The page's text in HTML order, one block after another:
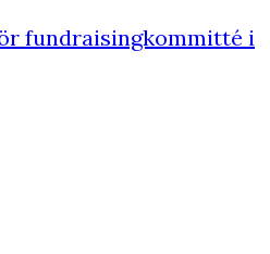
fundraisingkommitté i